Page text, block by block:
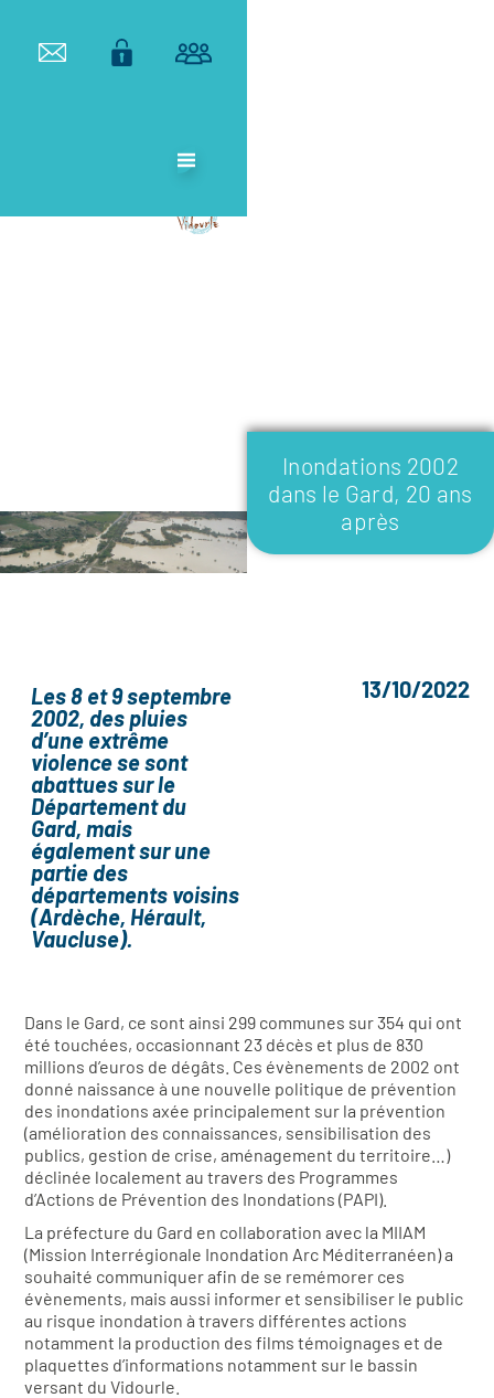
PUBLIC
TERRITORIAL
Inondations 2002
dans le Gard, 20 ans
après
Les 8 et 9 septembre
2002, des pluies
d’une extrême
violence se sont
abattues sur le
Département du
Gard, mais
également sur une
partie des
départements voisins
(Ardèche, Hérault,
Vaucluse).
13/10/2022
Dans le Gard, ce sont ainsi 299 communes sur 354 qui ont
été touchées, occasionnant 23 décès et plus de 830
millions d’euros de dégâts. Ces évènements de 2002 ont
donné naissance à une nouvelle politique de prévention
des inondations axée principalement sur la prévention
(amélioration des connaissances, sensibilisation des
publics, gestion de crise, aménagement du territoire…)
déclinée localement au travers des Programmes
d’Actions de Prévention des Inondations (PAPI).
La préfecture du Gard en collaboration avec la MIIAM
(Mission Interrégionale Inondation Arc Méditerranéen) a
souhaité communiquer afin de se remémorer ces
évènements, mais aussi informer et sensibiliser le public
au risque inondation à travers différentes actions
notamment la production des films témoignages et de
plaquettes d’informations notamment sur le bassin
versant du Vidourle.